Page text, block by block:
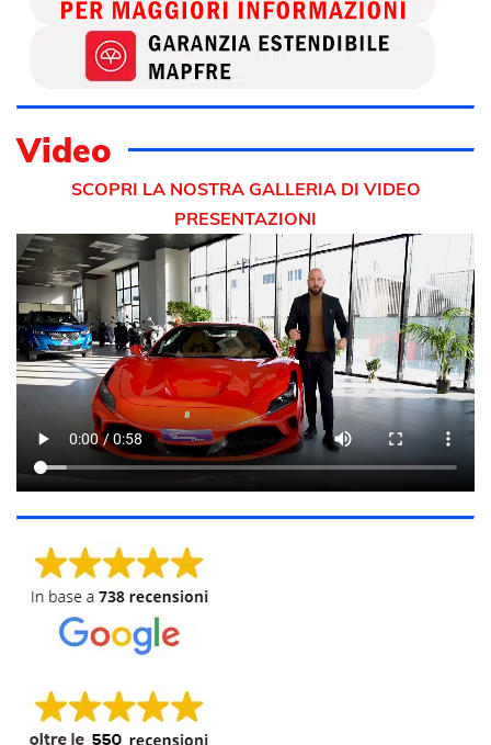
Video
SCOPRI LA NOSTRA GALLERIA DI VIDEO
PRESENTAZIONI